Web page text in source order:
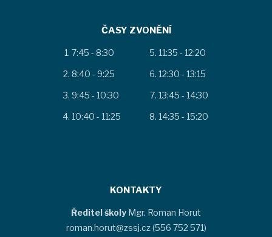
ČASY ZVONĚNÍ
7:45 - 8:30
8:40 - 9:25
9:45 - 10:30
10:40 - 11:25
11:35 - 12:20
12:30 - 13:15
13:45 - 14:30
14:35 - 15:20
KONTAKTY
Ředitel školy Mgr. Roman Horut
roman.horut@zssj.cz (556 752 571)